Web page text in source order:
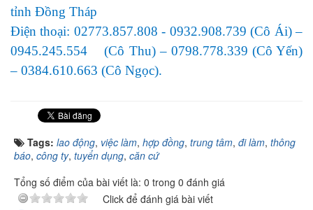
tỉnh Đồng Tháp
Điện thoại: 02773.857.808 - 0932.908.739 (Cô Ái) –
0945.245.554 (Cô Thu) – 0798.778.339 (Cô Yến)
– 0384.610.663 (Cô Ngọc).
Tags: lao động, việc làm, hợp đồng, trung tâm, đi làm, thông
báo, công ty, tuyển dụng, căn cứ
Tổng số điểm của bài viết là: 0 trong 0 đánh giá
Click để đánh giá bài viết